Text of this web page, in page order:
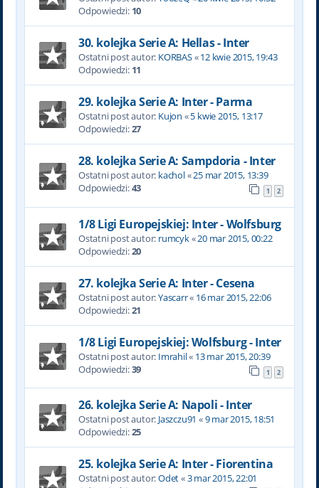
Odpowiedzi: 10
30. kolejka Serie A: Hellas - Inter
Ostatni post autor: KORBAS«12 kwie 2015, 19:43
Odpowiedzi: 11
29. kolejka Serie A: Inter - Parma
Ostatni post autor: Kujon «5 kwie 2015, 13:17
Odpowiedzi:27
28. kolejka Serie A: Sampdoria - Inter
Ostatni post autor: kachol«25 mar 2015, 13:39
Odpowiedzi:43 1 2
1/8 Ligi Europejskiej: Inter - Wolfsburg
Ostatni post autor: rumcyk«20 mar 2015, 00:22
Odpowiedzi:20
27. kolejka Serie A: Inter - Cesena
Ostatni post autor:Yascarr« 16 mar 2015, 22:06
Odpowiedzi:21
1/8 Ligi Europejskiej: Wolfsburg - Inter
Ostatni post autor: Imrahil« 13 mar 2015, 20:39
Odpowiedzi:39 1 2
26. kolejka Serie A: Napoli - Inter
Ostatni post autor: Jaszczu91 «9 mar 2015, 18:51
Odpowiedzi:25
25. kolejka Serie A: Inter - Fiorentina
Ostatni post autor:Odet«3 mar 2015, 22:01